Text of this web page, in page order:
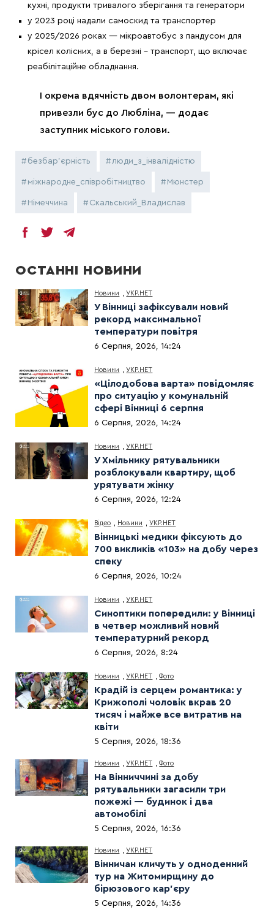
кухні, продукти тривалого зберігання та генератори
у 2023 році надали самоскид та транспортер
у 2025/2026 роках — мікроавтобус з пандусом для
крісел колісних, а в березні – транспорт, що включає
реабілітаційне обладнання.
І окрема вдячність двом волонтерам, які
привезли бус до Любліна, — додає
заступник міського голови.
безбар'єрність люди_з_інвалідністю
міжнародне_співробітництво Мюнстер
Німеччина Скальський_Владислав
ОСТАННІ НОВИНИ
Новини ,УКР.НЕТ
У Вінниці зафіксували новий
рекорд максимальної
температури повітря
6 Серпня, 2026, 14:24
Новини ,УКР.НЕТ
«Цілодобова варта» повідомляє
про ситуацію у комунальній
сфері Вінниці 6 серпня
6 Серпня, 2026, 14:24
Новини ,УКР.НЕТ
У Хмільнику рятувальники
розблокували квартиру, щоб
урятувати жінку
6 Серпня, 2026, 12:24
Відео Новини ,УКР.НЕТ
Вінницькі медики фіксують до
700 викликів «103» на добу через
спеку
6 Серпня, 2026, 10:24
Новини ,УКР.НЕТ
Синоптики попередили: у Вінниці
в четвер можливий новий
температурний рекорд
6 Серпня, 2026, 8:24
Новини ,УКР.НЕТ ,Фото
Крадій із серцем романтика: у
Крижополі чоловік вкрав 20
тисяч і майже все витратив на
квіти
5 Серпня, 2026, 18:36
Новини ,УКР.НЕТ ,Фото
На Вінниччині за добу
рятувальники загасили три
пожежі — будинок і два
автомобілі
5 Серпня, 2026, 16:36
Новини ,УКР.НЕТ
Вінничан кличуть у одноденний
тур на Житомирщину до
бірюзового кар’єру
5 Серпня, 2026, 14:36